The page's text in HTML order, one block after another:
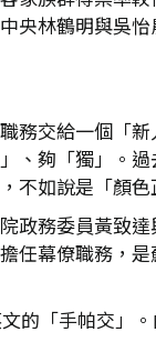
央林鶴明與吳
務交給一個「
、夠「獨」。
不如說是「顏色
政務委員黃致
任幕僚職務，
的「手帕交」